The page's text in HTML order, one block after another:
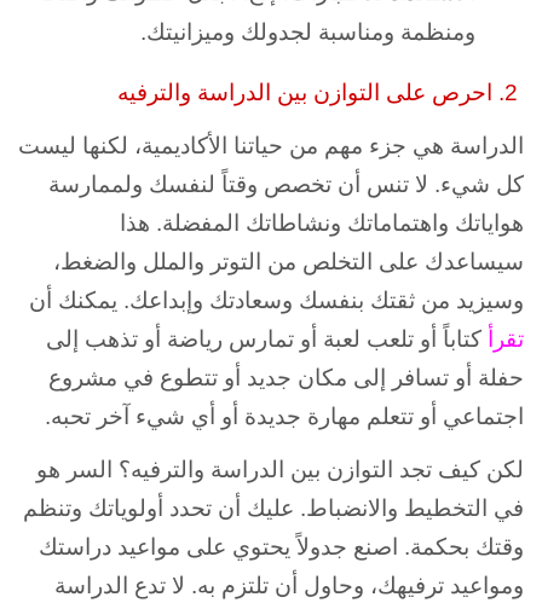
ومنظمة ومناسبة لجدولك وميزانيتك.
2. احرص على التوازن بين الدراسة والترفيه
الدراسة هي جزء مهم من حياتنا الأكاديمية، لكنها ليست
كل شيء. لا تنس أن تخصص وقتاً لنفسك ولممارسة
هواياتك واهتماماتك ونشاطاتك المفضلة. هذا
سيساعدك على التخلص من التوتر والملل والضغط،
وسيزيد من ثقتك بنفسك وسعادتك وإبداعك. يمكنك أن
تقرأ
كتاباً أو تلعب لعبة أو تمارس رياضة أو تذهب إلى
حفلة أو تسافر إلى مكان جديد أو تتطوع في مشروع
اجتماعي أو تتعلم مهارة جديدة أو أي شيء آخر تحبه.
لكن كيف تجد التوازن بين الدراسة والترفيه؟ السر هو
في التخطيط والانضباط. عليك أن تحدد أولوياتك وتنظم
وقتك بحكمة. اصنع جدولاً يحتوي على مواعيد دراستك
ومواعيد ترفيهك، وحاول أن تلتزم به. لا تدع الدراسة